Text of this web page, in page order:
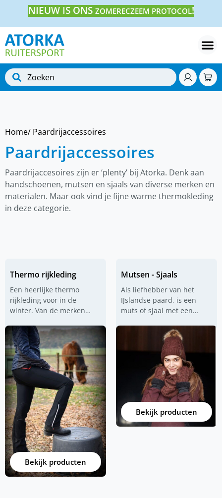
NIEUW IS ONS ZOMERECZEEM PROTOCOL!
Home/ Paardrijaccessoires
Paardrijaccessoires
Paardrijaccesoires zijn er ‘plenty’ bij Atorka. Denk aan
handschoenen, mutsen en sjaals van diverse merken en
materialen. Maar ook vind je fijne warme thermokleding
in deze categorie.
Thermo rijkleding
Een heerlijke thermo
rijkleding voor in de
winter. Van de merken
bekijk eens de Equipage
rijrok, ook superhandig
voor op stal of tijdens het
rijden!
Bekijk producten
Mutsen - Sjaals
Als liefhebber van het
IJslandse paard, is een
muts of sjaal met een
en stijlvolle aanvulling op
je paardrij-outfit. Denk
hierbij eens aan de
nekwarmer van Isknapar of
die van het Deense merk
Karlslund. Maar de beanie
Islenskis een topper,
deze is ook fijn onder je
rijhelm bijvoorbeeld.
Bekijk producten